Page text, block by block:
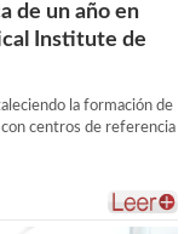
de un año en
Institute de
la formación de
centros de referencia